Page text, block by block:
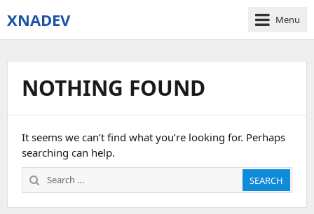
XNADEV Menu
NOTHING FOUND
It seems we can’t find what you’re looking for. Perhaps
searching can help.
Search
for:
SEARCH